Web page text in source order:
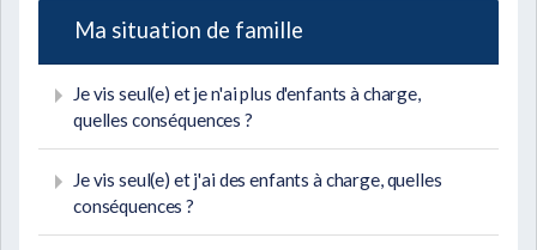
Ma situation de famille
Je vis seul(e) et je n'ai plus d'enfants à charge,
quelles conséquences ?
Je vis seul(e) et j'ai des enfants à charge, quelles
conséquences ?